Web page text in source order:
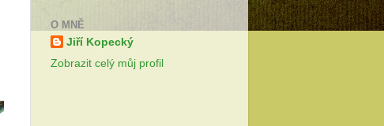
O MNĚ
Jiří Kopecký
Zobrazit celý můj profil